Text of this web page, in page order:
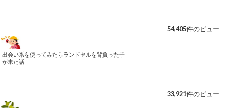
54,405件のビュー
出会い系を使ってみたらランドセルを背負った子
が来た話
33,921件のビュー